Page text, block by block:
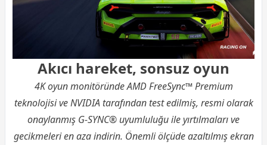
Akıcı hareket, sonsuz oyun
4K oyun monitöründe AMD FreeSync™ Premium
teknolojisi ve NVIDIA tarafından test edilmiş, resmi olarak
onaylanmış G-SYNC® uyumluluğu ile yırtılmaları ve
gecikmeleri en aza indirin. Önemli ölçüde azaltılmış ekran